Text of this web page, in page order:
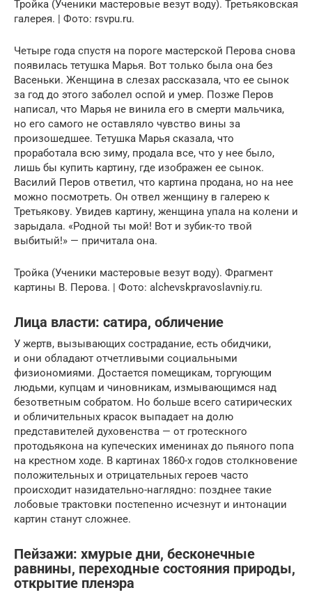
Тройка (Ученики мастеровые везут воду). Третьяковская
галерея. | Фото: rsvpu.ru.
Четыре года спустя на пороге мастерской Перова снова
появилась тетушка Марья. Вот только была она без
Васеньки. Женщина в слезах рассказала, что ее сынок
за год до этого заболел оспой и умер. Позже Перов
написал, что Марья не винила его в смерти мальчика,
но его самого не оставляло чувство вины за
произошедшее. Тетушка Марья сказала, что
проработала всю зиму, продала все, что у нее было,
лишь бы купить картину, где изображен ее сынок.
Василий Перов ответил, что картина продана, но на нее
можно посмотреть. Он отвел женщину в галерею к
Третьякову. Увидев картину, женщина упала на колени и
зарыдала. «Родной ты мой! Вот и зубик-то твой
выбитый!» — причитала она.
Тройка (Ученики мастеровые везут воду). Фрагмент
картины В. Перова. | Фото: alchevskpravoslavniy.ru.
Лица власти: сатира, обличение
У жертв, вызывающих сострадание, есть обидчики,
и они обладают отчет­ливыми социальными
физиономиями. Достается помещикам, торгующим
людьми, купцам и чиновникам, измывающимся над
безответным собратом. Но больше всего сатирических
и обличительных красок выпадает на долю
представителей духовенства — от гротескного
протодьякона на купеческих именинах до пьяного попа
на крестном ходе. В картинах 1860-х годов столкновение
положительных и отрицательных героев часто
происходит назидательно-наглядно: позднее такие
лобовые трактовки постепенно исчезнут и интонации
картин станут сложнее.
Пейзажи: хмурые дни, бесконечные
равнины, переходные состояния природы,
открытие пленэра